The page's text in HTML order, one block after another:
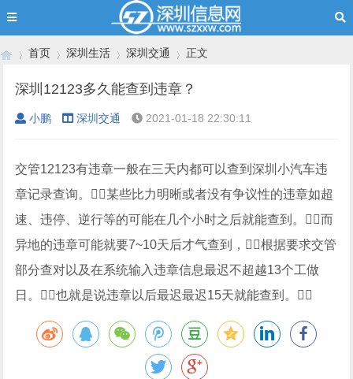
›
首页
›
深圳生活
›
深圳交通
›
正文
深圳12123多久能查到违章？
小鹏 深圳交通 2021-01-18 22:30:11
交管12123有违章一般在三天内都可以查到深圳小汽车违
章记录查询。某些比力明晰或者没有争议性的违章如超
速、违停、逆行等的可能在几个小时之后就能查到。而
异地的违章可能就要7~10天后才气查到，根据要求交管
部分查对以及在系统输入违章信息最迟不超越13个工做
日。也就是说违章以后最迟最迟15天就能查到。